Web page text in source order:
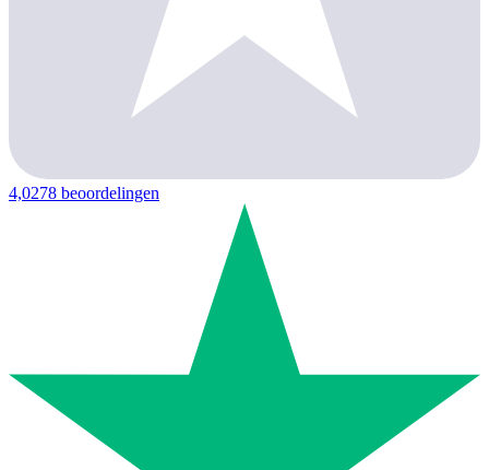
4,0278 beoordelingen